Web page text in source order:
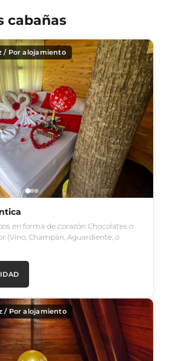
cabañas
/ Por alojamiento
en forma de corazón Chocolates o
(Vino, Champán, Aguardiente, o
/ Por alojamiento